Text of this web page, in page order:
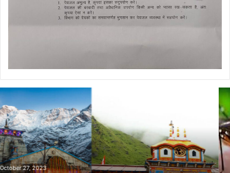
डेंगू
और
चिकनगुनिया
को
लेकर
स्वास्थ्य
विभाग
का